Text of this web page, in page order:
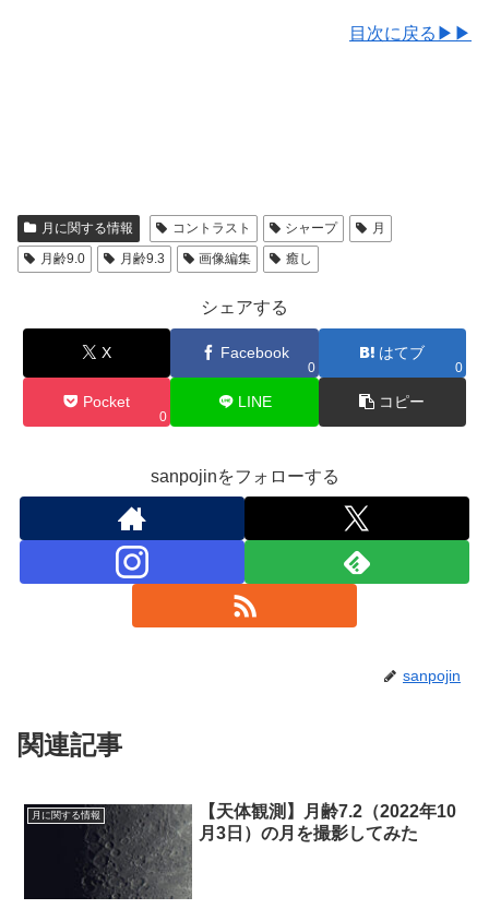
目次に戻る▶▶
月に関する情報 コントラスト シャープ
月
月齢9.0
月齢9.3 画像編集 癒し
シェアする
X Facebook
0
はてブ
0
Pocket
0
LINE コピー
sanpojinをフォローする
sanpojin
関連記事
月に関する情報
【天体観測】月齢7.2（2022年10
月3日）の月を撮影してみた